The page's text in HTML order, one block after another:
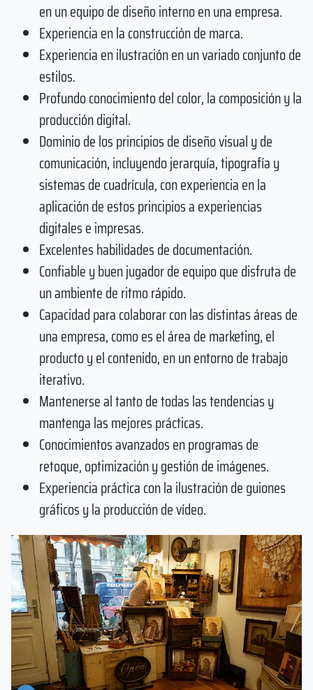
en un equipo de diseño interno en una empresa.
Experiencia en la construcción de marca.
Experiencia en ilustración en un variado conjunto de
estilos.
Profundo conocimiento del color, la composición y la
producción digital.
Dominio de los principios de diseño visual y de
comunicación, incluyendo jerarquía, tipografía y
sistemas de cuadrícula, con experiencia en la
aplicación de estos principios a experiencias
digitales e impresas.
Excelentes habilidades de documentación.
Confiable y buen jugador de equipo que disfruta de
un ambiente de ritmo rápido.
Capacidad para colaborar con las distintas áreas de
una empresa, como es el área de marketing, el
producto y el contenido, en un entorno de trabajo
iterativo.
Mantenerse al tanto de todas las tendencias y
mantenga las mejores prácticas.
Conocimientos avanzados en programas de
retoque, optimización y gestión de imágenes.
Experiencia práctica con la ilustración de guiones
gráficos y la producción de vídeo.